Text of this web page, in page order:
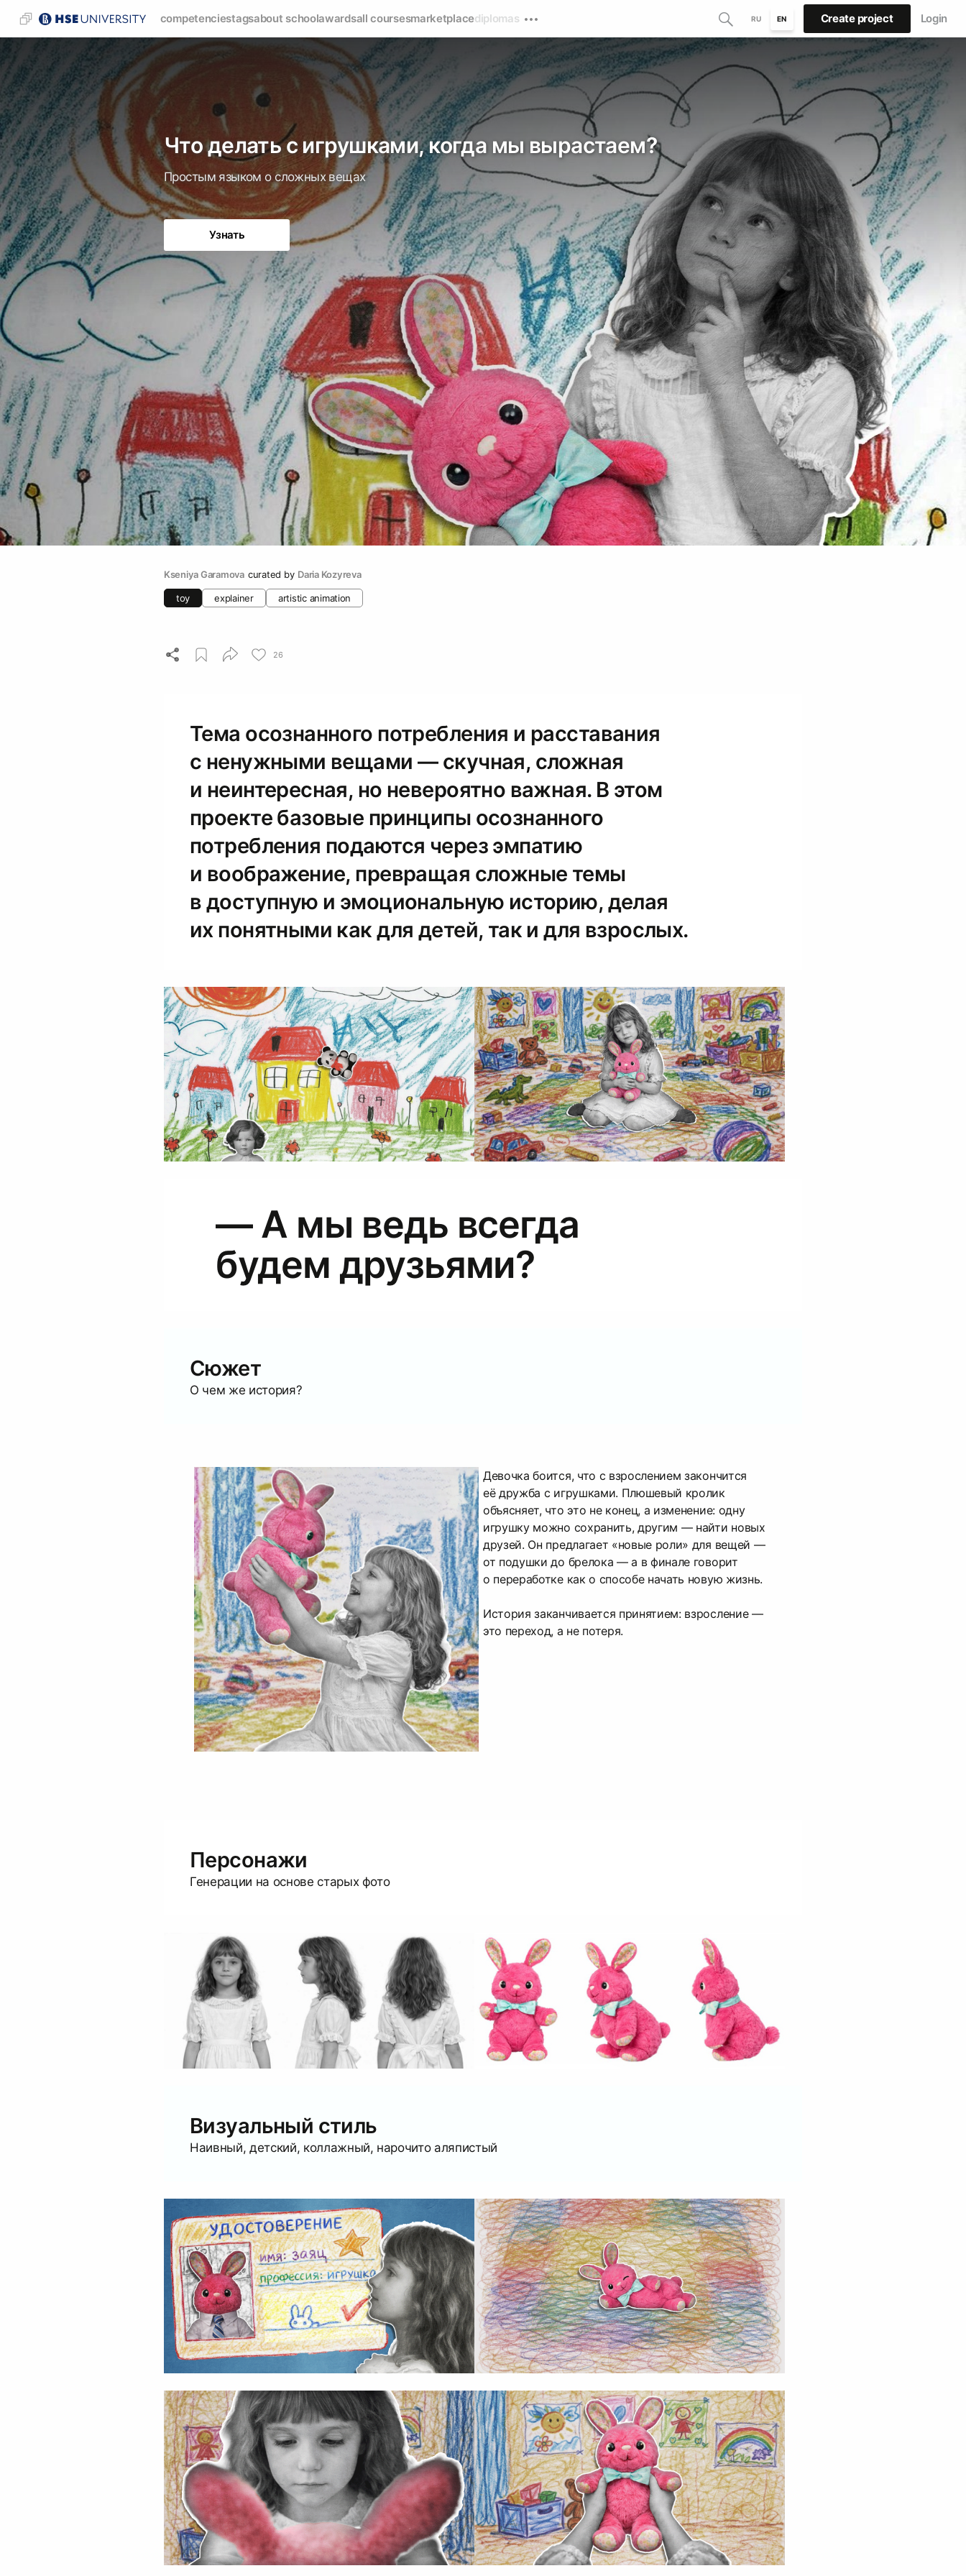
competenciestagsabout schoolawardsall coursesmarketplacediplomas RU EN Create project Login
Что делать с игрушками, когда мы вырастаем?
Простым языком о сложных вещах
Узнать
Kseniya Garamova curated by Daria Kozyreva
toy explainer artistic animation
26
Тема осознанного потребления и расставания
с ненужными вещами — скучная, сложная
и неинтересная, но невероятно важная. В этом
проекте базовые принципы осознанного
потребления подаются через эмпатию
и воображение, превращая сложные темы
в доступную и эмоциональную историю, делая
их понятными как для детей, так и для взрослых.
— А мы ведь всегда
будем друзьями?
Сюжет
О чем же история?
Девочка боится, что с взрослением закончится
её дружба с игрушками. Плюшевый кролик
объясняет, что это не конец, а изменение: одну
игрушку можно сохранить, другим — найти новых
друзей. Он предлагает «новые роли» для вещей —
от подушки до брелока — а в финале говорит
о переработке как о способе начать новую жизнь.
История заканчивается принятием: взросление —
это переход, а не потеря.
Персонажи
Генерации на основе старых фото
Визуальный стиль
Наивный, детский, коллажный, нарочито аляпистый